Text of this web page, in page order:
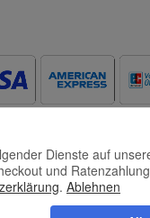
Dienste auf
und
. Ablehnen